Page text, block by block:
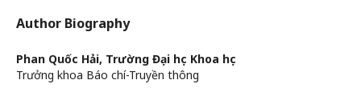
Author Biography
Phan Quốc Hải, Trường Đại học Khoa học
Trưởng khoa Báo chí-Truyền thông